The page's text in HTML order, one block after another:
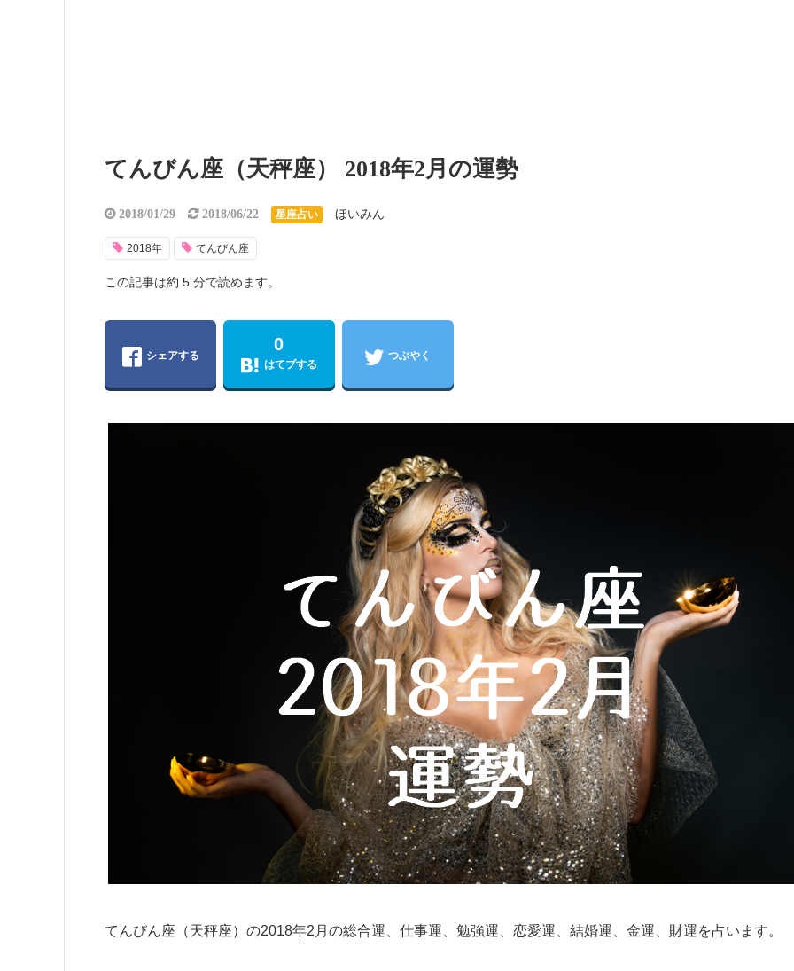
てんびん座（天秤座） 2018年2月の運勢
2018/01/29 2018/06/22 星座占い ほいみん
2018年 てんびん座
この記事は約 5 分で読めます。
シェアする
0
はてブする
つぶやく
てんびん座（天秤座）の2018年2月の総合運、仕事運、勉強運、恋愛運、結婚運、金運、財運を占います。